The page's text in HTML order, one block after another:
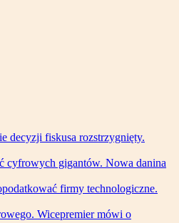
decyzji fiskusa rozstrzygnięty.
cyfrowych gigantów. Nowa danina
firmy technologiczne.
Wicepremier mówi o